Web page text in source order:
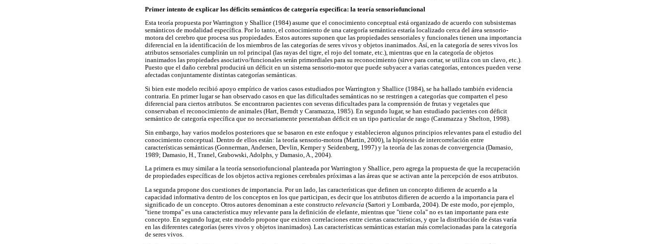
Primer intento de explicar los déficits semánticos de categoría específica: la teoría sensoriofuncional
Esta teoría propuesta por Warrington y Shallice (1984) asume que el conocimiento conceptual está organizado de acuerdo con subsistemas
semánticos de modalidad específica. Por lo tanto, el conocimiento de una categoría semántica estaría localizado cerca del área sensorio-
motora del cerebro que procesa sus propiedades. Estos autores suponen que las propiedades sensoriales y funcionales tienen una importancia
diferencial en la identificación de los miembros de las categorías de seres vivos y objetos inanimados. Así, en la categoría de seres vivos los
atributos sensoriales cumplirán un rol principal (las rayas del tigre, el rojo del tomate, etc.), mientras que en la categoría de objetos
inanimados las propiedades asociativo/funcionales serán primordiales para su reconocimiento (sirve para cortar, se utiliza con un clavo, etc.).
Puesto que el daño cerebral producirá un déficit en un sistema sensorio-motor que puede subyacer a varias categorías, entonces pueden verse
afectadas conjuntamente distintas categorías semánticas.
Si bien este modelo recibió apoyo empírico de varios casos estudiados por Warrington y Shallice (1984), se ha hallado también evidencia
contraria. En primer lugar se han observado casos en que las dificultades semánticas no se restringen a categorías que comparten el peso
diferencial para ciertos atributos. Se encontraron pacientes con severas dificultades para la comprensión de frutas y vegetales que
conservaban el reconocimiento de animales (Hart, Berndt y Caramazza, 1985). En segundo lugar, se han estudiado pacientes con déficit
semántico de categoría específica que no necesariamente presentaban déficit en un tipo particular de rasgo (Caramazza y Shelton, 1998).
Sin embargo, hay varios modelos posteriores que se basaron en este enfoque y establecieron algunos principios relevantes para el estudio del
conocimiento conceptual. Dentro de ellos están: la teoría sensorio-motora (Martin, 2000), la hipótesis de intercorrelación entre
características semánticas (Gonnerman, Andersen, Devlin, Kemper y Seidenberg, 1997) y la teoría de las zonas de convergencia (Damasio,
1989; Damasio, H., Tranel, Grabowski, Adolphs, y Damasio, A., 2004).
La primera es muy similar a la teoría sensoriofuncional planteada por Warrington y Shallice, pero agrega la propuesta de que la recuperación
de propiedades específicas de los objetos activa regiones cerebrales próximas a las áreas que se activan ante la percepción de esos atributos.
La segunda propone dos cuestiones de importancia. Por un lado, las características que definen un concepto difieren de acuerdo a la
capacidad informativa dentro de los conceptos en los que participan, es decir que los atributos difieren de acuerdo a la importancia para el
significado de un concepto. Otros autores denominan a este constructo relevancia (Sartori y Lombarda, 2004). De este modo, por ejemplo,
"tiene trompa" es una característica muy relevante para la definición de elefante, mientras que "tiene cola" no es tan importante para este
concepto. En segundo lugar, este modelo propone que existen correlaciones entre ciertas características, y que la distribución de éstas varía
en las diferentes categorías (seres vivos y objetos inanimados). Las características semánticas estarían más correlacionadas para la categoría
de seres vivos.